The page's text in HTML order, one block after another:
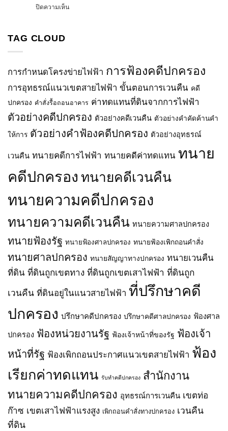
น่าน)
และ
ที่
ปรับ
แก้
ทิศทาง
แนว
ระบบ
ข่าย
ไฟฟ้า)
ที่
พ.ศ.
2569
ตามพ
ระ
บัญญัติ
ประกอบ
กิจการ
พลังงาน
2550
บางละมุง
–
ปลวกแดง
ปรับ
แก้
ทิศทาง
แนว
ระบบ
ข่าย
ไฟฟ้า)
ตามพ
ระ
บัญญัติ
การ
กิจการ
พ.ศ.
ที่ดิน
ที่
ตำบล
พะตง
หาดใหญ่
จังหวัด
พ.ศ.
ปิดความเห็นบน
ที่
จะ
ใน
ท้อง
ที่
ตำบล
และ
วิเชียร
น้ำยืน
อุบลราชธานี
2569
TAG CLOUD
การกำหนดโครงข่ายไฟฟ้า การฟ้องคดีปกครอง
การอุทธรณ์แนวเขตสายไฟฟ้า ขั้นตอนการเวนคืน คดี
ปกครอง คำสั่งรื้อถอนอาคาร ค่าทดแทนที่ดินจากการไฟฟ้า
ตัวอย่างคดีปกครอง ตัวอย่างคดีเวนคืน ตัวอย่างคำคัดค้านคำ
ให้การ ตัวอย่างคำฟ้องคดีปกครอง ตัวอย่างอุทธรณ์
เวนคืน ทนายคดีการไฟฟ้า ทนายคดีค่าทดแทน ทนาย
คดีปกครอง ทนายคดีเวนคืน
ทนายความคดีปกครอง
ทนายความคดีเวนคืน ทนายความศาลปกครอง
ทนายฟ้องรัฐ ทนายฟ้องศาลปกครอง ทนายฟ้องเพิกถอนคำสั่ง
ทนายศาลปกครอง ทนายสัญญาทางปกครอง ทนายเวนคืน
ที่ดิน ที่ดินถูกเขตทาง ที่ดินถูกเขตเสาไฟฟ้า ที่ดินถูก
เวนคืน ที่ดินอยู่ในแนวสายไฟฟ้า ที่ปรึกษาคดี
ปกครอง ปรึกษาคดีปกครอง ปรึกษาคดีศาลปกครอง ฟ้องศาล
ปกครอง ฟ้องหน่วยงานรัฐ ฟ้องเจ้าหน้าที่ของรัฐ ฟ้องเจ้า
หน้าที่รัฐ ฟ้องเพิกถอนประกาศแนวเขตสายไฟฟ้า ฟ้อง
เรียกค่าทดแทน รับทำคดีปกครอง สำนักงาน
ทนายความคดีปกครอง อุทธรณ์การเวนคืน เขตท่อ
ก๊าซ เขตเสาไฟฟ้าแรงสูง เพิกถอนคำสั่งทางปกครอง เวนคืน
ที่ดิน